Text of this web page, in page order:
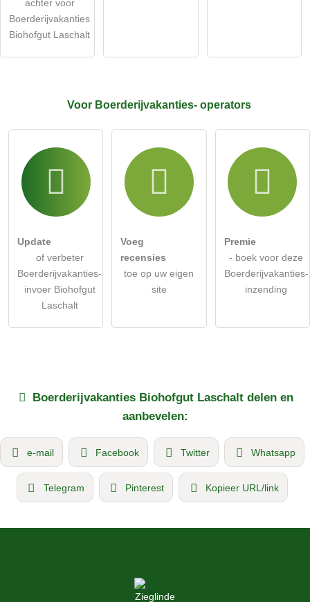
Boerderijvakanties-invoer
achter voor
Boerderijvakanties
Biohofgut Laschalt
Voor Boerderijvakanties- operators
Update
of verbeter
Boerderijvakanties-
invoer Biohofgut
Laschalt
Voeg
recensies
toe op uw eigen
site
Premie
- boek voor deze
Boerderijvakanties-
inzending
Boerderijvakanties Biohofgut Laschalt delen en
aanbevelen:
e-mail Facebook Twitter Whatsapp
Telegram Pinterest Kopieer URL/link